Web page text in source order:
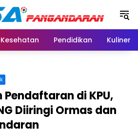
Kesehatan Pendidikan Kuliner
di KPU,
Diiringi Ormas dan